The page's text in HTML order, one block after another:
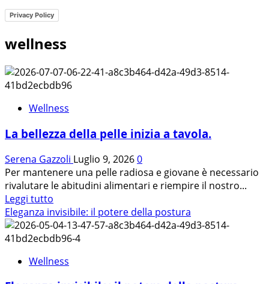
Privacy Policy
wellness
Wellness
La bellezza della pelle inizia a tavola.
Serena Gazzoli Luglio 9, 20260
Per mantenere una pelle radiosa e giovane è necessario
rivalutare le abitudini alimentari e riempire il nostro...
Leggi tutto
di
più
su
bellezza
Eleganza invisibile: il potere della postura
Wellness